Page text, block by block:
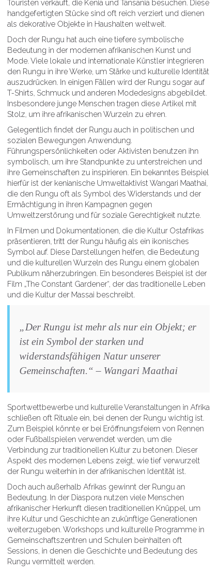
Touristen verkauft, die Kenia und Tansania besuchen. Diese
handgefertigten Stücke sind oft reich verziert und dienen
als dekorative Objekte in Haushalten weltweit.
Doch der Rungu hat auch eine tiefere symbolische
Bedeutung in der modernen afrikanischen Kunst und
Mode. Viele lokale und internationale Künstler integrieren
den Rungu in ihre Werke, um Stärke und kulturelle Identität
auszudrücken. In einigen Fällen wird der Rungu sogar auf
T-Shirts, Schmuck und anderen Modedesigns abgebildet.
Insbesondere junge Menschen tragen diese Artikel mit
Stolz, um ihre afrikanischen Wurzeln zu ehren.
Gelegentlich findet der Rungu auch in politischen und
sozialen Bewegungen Anwendung.
Führungspersönlichkeiten oder Aktivisten benutzen ihn
symbolisch, um ihre Standpunkte zu unterstreichen und
ihre Gemeinschaften zu inspirieren. Ein bekanntes Beispiel
hierfür ist der kenianische Umweltaktivist Wangari Maathai,
die den Rungu oft als Symbol des Widerstands und der
Ermächtigung in ihren Kampagnen gegen
Umweltzerstörung und für soziale Gerechtigkeit nutzte.
In Filmen und Dokumentationen, die die Kultur Ostafrikas
präsentieren, tritt der Rungu häufig als ein ikonisches
Symbol auf. Diese Darstellungen helfen, die Bedeutung
und die kulturellen Wurzeln des Rungu einem globalen
Publikum näherzubringen. Ein besonderes Beispiel ist der
Film „The Constant Gardener“, der das traditionelle Leben
und die Kultur der Massai beschreibt.
„Der Rungu ist mehr als nur ein Objekt; er
ist ein Symbol der starken und
widerstandsfähigen Natur unserer
Gemeinschaften.“ – Wangari Maathai
Sportwettbewerbe und kulturelle Veranstaltungen in Afrika
schließen oft Rituale ein, bei denen der Rungu wichtig ist.
Zum Beispiel könnte er bei Eröffnungsfeiern von Rennen
oder Fußballspielen verwendet werden, um die
Verbindung zur traditionellen Kultur zu betonen. Dieser
Aspekt des modernen Lebens zeigt, wie tief verwurzelt
der Rungu weiterhin in der afrikanischen Identität ist.
Doch auch außerhalb Afrikas gewinnt der Rungu an
Bedeutung. In der Diaspora nutzen viele Menschen
afrikanischer Herkunft diesen traditionellen Knüppel, um
ihre Kultur und Geschichte an zukünftige Generationen
weiterzugeben. Workshops und kulturelle Programme in
Gemeinschaftszentren und Schulen beinhalten oft
Sessions, in denen die Geschichte und Bedeutung des
Rungu vermittelt werden.